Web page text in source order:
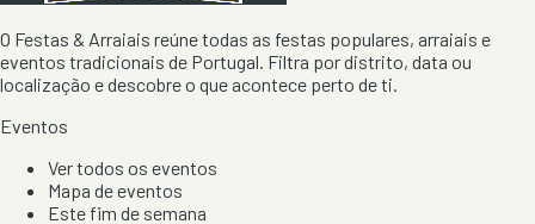
O Festas & Arraiais reúne todas as festas populares, arraiais e
eventos tradicionais de Portugal. Filtra por distrito, data ou
localização e descobre o que acontece perto de ti.
Eventos
Ver todos os eventos
Mapa de eventos
Este fim de semana